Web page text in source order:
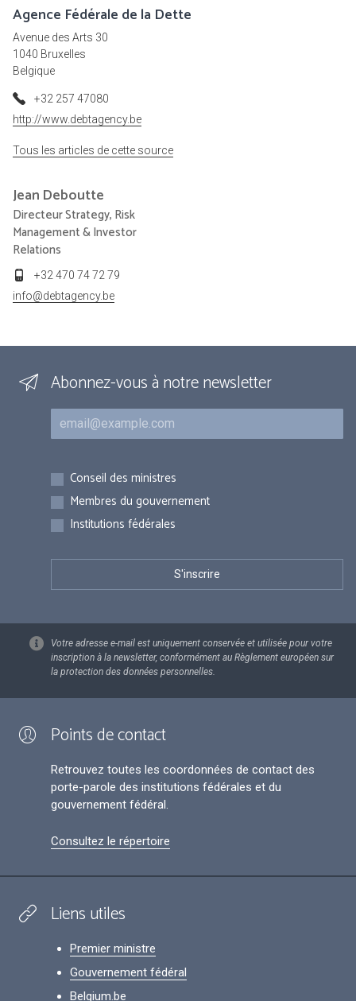
Agence Fédérale de la Dette
Avenue des Arts 30
1040 Bruxelles
Belgique
+32 257 47080
http://www.debtagency.be
Tous les articles de cette source
Jean Deboutte
Directeur Strategy, Risk
Management & Investor
Relations
+32 470 74 72 79
info@debtagency.be
Abonnez-vous à notre newsletter
Courriel
Inscriptions
Conseil des ministres
Membres du gouvernement
Institutions fédérales
Votre adresse e-mail est uniquement conservée et utilisée pour votre
inscription à la newsletter, conformément au Règlement européen sur
la protection des données personnelles.
Points de contact
Retrouvez toutes les coordonnées de contact des
porte-parole des institutions fédérales et du
gouvernement fédéral.
Consultez le répertoire
Liens utiles
Premier ministre
Gouvernement fédéral
Belgium.be